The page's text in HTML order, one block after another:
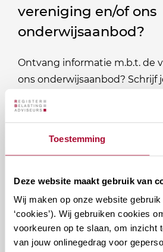
Toestemming
Deze website maakt gebruik van
Wij maken op onze website
‘cookies’). Wij gebruiken cookies
voorkeuren op te slaan, om inzicht
van jouw onlinegedrag voor
vereniging en/of ons
onderwijsaanbod?
Ontvang informatie m.b.t. de
ons onderwijsaanbod? Schrijf
aan welke nieuwsbrieven je
E-mailadres*
zou
je
willen
ontvangen?
Permanente Educatie
Verenigingsnieuws